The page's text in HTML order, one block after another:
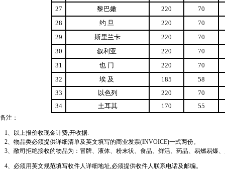
27
黎巴嫩 220
70
28
约 旦 220
70
29
斯里兰卡 220
70
30
叙利亚 220
70
31
也 门 220
70
32
埃 及 185
58
33
以色列 220
70
34
土耳其 170 55
备注：
1、以上报价收现金计费,开收据.
2、物品类必须提供详细清单及英文填写的商业发票(INVOICE)一式两份。
3、敞司拒绝接收的物品为：冒牌、液体、粉末状、食品、鲜活、药品、易燃易爆
4、必须用英文规范填写收件人详细地址,必须提供收件人联系电话及邮编。